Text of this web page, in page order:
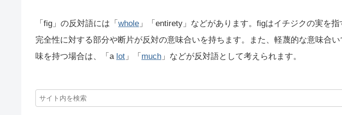
「fig」の反対語には「 whole 」「entirety」などがあります。figはイチジクの実を
完全性に対する部分や断片が反対の意味合いを持ちます。また、軽蔑的な意味合
味を持つ場合は、「a lot 」「 much 」などが反対語として考えられます。